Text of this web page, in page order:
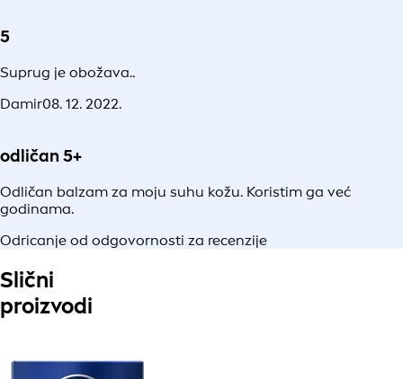
5
Suprug je obožava..
Damir08. 12. 2022.
odličan 5+
Odličan balzam za moju suhu kožu. Koristim ga već
godinama.
Odricanje od odgovornosti za recenzije
Slični
proizvodi